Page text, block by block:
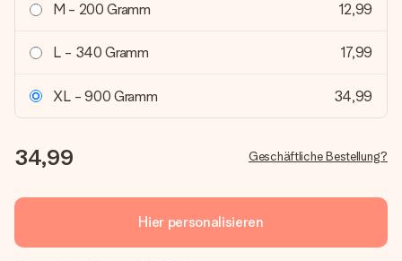
M - 200 Gramm 12,99
L - 340 Gramm 17,99
XL - 900 Gramm 34,99
34,99 Geschäftliche Bestellung?
Hier personalisieren